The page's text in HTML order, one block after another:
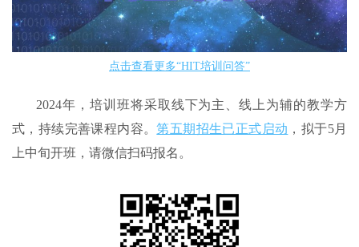
点击查看更多“HIT培训问答”
2024年，培训班将采取线下为主、线上为辅的教学方
式，持续完善课程内容。第五期招生已正式启动 ，拟于5月
上中旬开班，请微信扫码报名。